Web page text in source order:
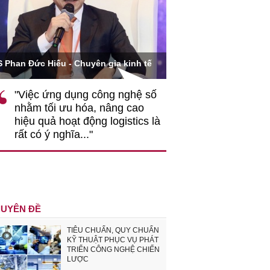
Phan Đức Hiếu - Chuyên gia kinh tế
"Việc ứng dụng công nghệ số
nhằm tối ưu hóa, nâng cao
hiệu quả hoạt động logistics là
rất có ý nghĩa..."
ĐỀ
TIÊU CHUẨN, QUY CHUẨN
KỸ THUẬT PHỤC VỤ PHÁT
TRIỂN CÔNG NGHỆ CHIẾN
LƯỢC